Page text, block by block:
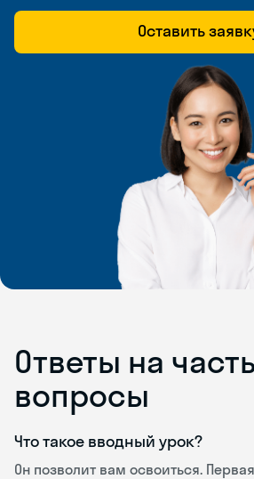
Оставить
Ответы на
вопросы
Что такое вводный урок?
Он позволит вам освоиться.